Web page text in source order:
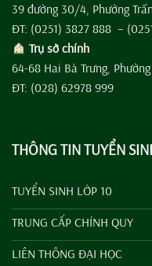
39 đường 30/4, Phường
ĐT: (0251) 3827 888 –
Trụ sở chính
64-68 Hai Bà Trưng,
ĐT: (028) 62978 999
THÔNG TIN TUYỂN
TUYỂN SINH LỚP 10
TRUNG CẤP CHÍNH QUY
LIÊN THÔNG ĐẠI HỌC